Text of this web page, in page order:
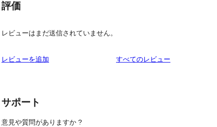
評価
レビューはまだ送信されていません。
レビューを追加 すべてのレビュー
サポート
意見や質問がありますか ?